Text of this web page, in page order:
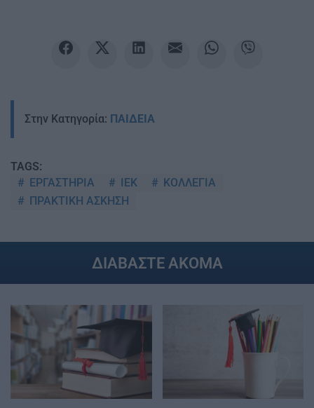
Στην Κατηγορία: ΠΑΙΔΕΙΑ
TAGS:
ΕΡΓΑΣΤΗΡΙΑ
ΙΕΚ
ΚΟΛΛΕΓΙΑ
ΠΡΑΚΤΙΚΗ ΑΣΚΗΣΗ
ΔΙΑΒΑΣΤΕ ΑΚΟΜΑ